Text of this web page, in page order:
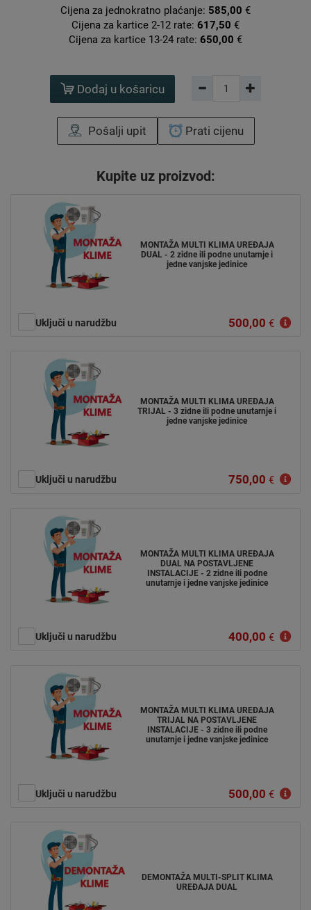
Cijena za jednokratno plaćanje: 585,00 €
Cijena za kartice 2-12 rate: 617,50 €
Cijena za kartice 13-24 rate: 650,00 €
Dodaj u košaricu
Pošalji upit Prati cijenu
Kupite uz proizvod:
MONTAŽA MULTI KLIMA UREĐAJA
DUAL - 2 zidne ili podne unutarnje i
jedne vanjske jedinice
Uključi u narudžbu 500,00 €
MONTAŽA MULTI KLIMA UREĐAJA
TRIJAL - 3 zidne ili podne unutarnje i
jedne vanjske jedinice
Uključi u narudžbu 750,00 €
MONTAŽA MULTI KLIMA UREĐAJA
DUAL NA POSTAVLJENE
INSTALACIJE - 2 zidne ili podne
unutarnje i jedne vanjske jedinice
Uključi u narudžbu 400,00 €
MONTAŽA MULTI KLIMA UREĐAJA
TRIJAL NA POSTAVLJENE
INSTALACIJE - 3 zidne ili podne
unutarnje i jedne vanjske jedinice
Uključi u narudžbu 500,00 €
DEMONTAŽA MULTI-SPLIT KLIMA
UREĐAJA DUAL